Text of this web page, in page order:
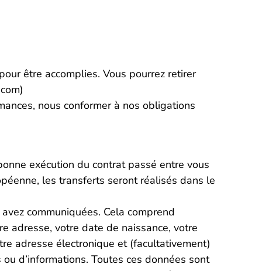
être accomplies. Vous pourrez retirer
nous conformer à nos obligations
exécution du contrat passé entre vous
les transferts seront réalisés dans le
communiquées. Cela comprend
adresse, votre date de naissance, votre
adresse électronique et (facultativement)
d’informations. Toutes ces données sont